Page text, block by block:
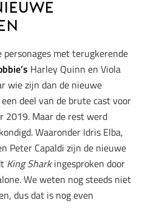
met terugkerende
Harley Quinn en Viola
wie zijn dan de nieuwe
deel van de brute cast voor
2019. Maar de rest werd
Waaronder Idris Elba,
Peter Capaldi zijn de nieuwe
King Sharkingesproken door
We weten nog steeds niet
dus dat is nog even